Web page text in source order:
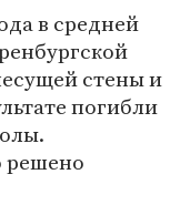
в средней
стены и
погибли
решено